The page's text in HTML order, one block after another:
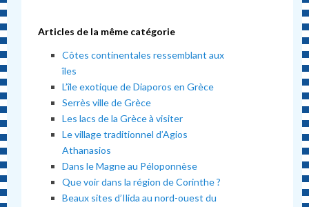
Articles de la même catégorie
Côtes continentales ressemblant aux
îles
L’île exotique de Diaporos en Grèce
Serrès ville de Grèce
Les lacs de la Grèce à visiter
Le village traditionnel d’Agios
Athanasios
Dans le Magne au Péloponnèse
Que voir dans la région de Corinthe ?
Beaux sites d’Ilida au nord-ouest du